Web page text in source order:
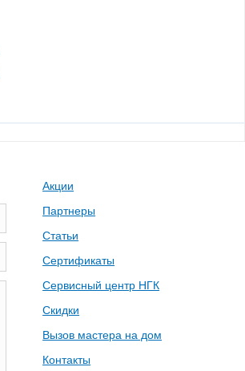
Акции
Партнеры
Статьи
Сертификаты
Сервисный центр НГК
Скидки
Вызов мастера на дом
Контакты